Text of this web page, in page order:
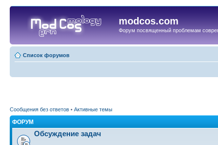
modcos.com
Форум посвященный проблемам
Список форумов
Сообщения без ответов • Активные темы
ФОРУМ
Обсуждение задач